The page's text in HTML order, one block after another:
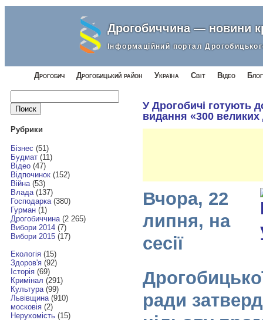
Дрогобиччина — новини
Інформаційний портал
Дрогобич Дрогобицький район Україна Світ Відео
Найти:
Рубрики
Бізнес (51)
Будмат(11)
Відео(47)
Відпочинок(152)
Війна(53)
Влада(137)
Господарка(380)
Гурман(1)
Дрогобиччина(2 265)
Вибори 2014(7)
Вибори 2015(17)
Екологія(15)
Здоров'я(92)
Історія(69)
Кримінал (291)
Культура(99)
Львівщина(910)
московія(2)
Нерухомість(15)
У Дрогобичі готують
видання «300 великих
Вчора, 22
липня, на
сесії
ради